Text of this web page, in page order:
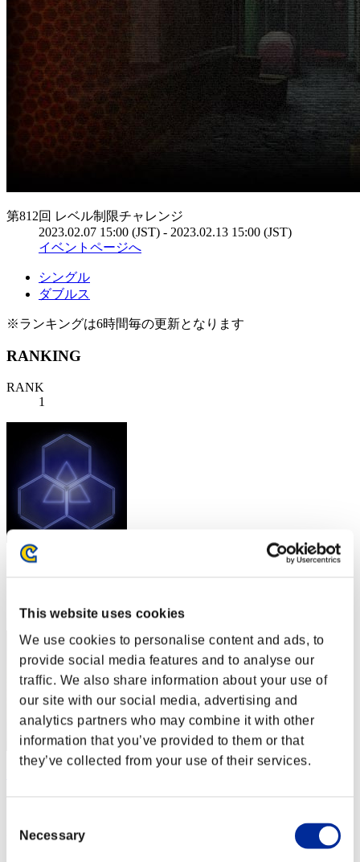
This website uses cookies
We use cookies to personalise content and ads, to
provide social media features and to analyse our
traffic. We also share information about your use of
our site with our social media, advertising and
analytics partners who may combine it with other
information that you’ve provided to them or that
they’ve collected from your use of their services.
Selection
Necessary
第812回 レベル制限チャレンジ
2023.02.07 15:00 (JST) - 2023.02.13 15:00 (JST)
イベントページへ
シングル
ダブルス
※ランキングは6時間毎の更新となります
RANKING
RANK
1
スコア: -
2
RANK